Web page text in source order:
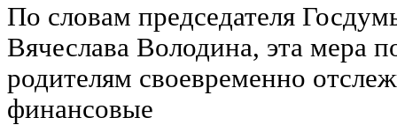
По словам председателя
Вячеслава Володина, эта мера
родителям своевременно
финансовые